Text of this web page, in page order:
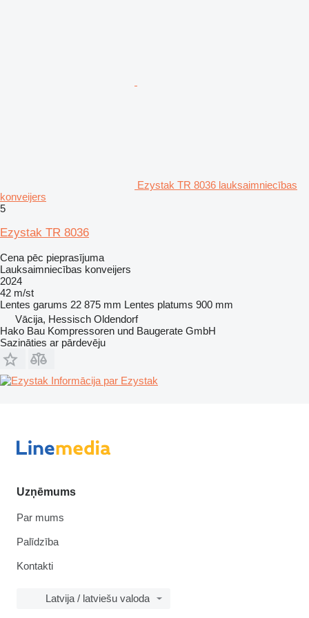
Ezystak TR 8036 lauksaimniecības
konveijers
5
Ezystak TR 8036
Cena pēc pieprasījuma
Lauksaimniecības konveijers
2024
42 m/st
Lentes garums 22 875 mm Lentes platums 900 mm
Vācija, Hessisch Oldendorf
Hako Bau Kompressoren und Baugerate GmbH
Sazināties ar pārdevēju
Informācija par Ezystak
Uzņēmums
Par mums
Palīdzība
Kontakti
Latvija / latviešu valoda